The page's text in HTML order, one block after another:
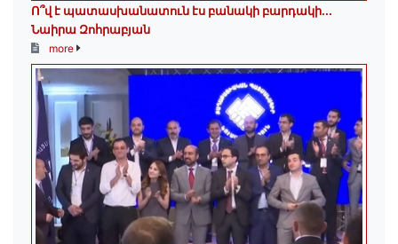
Ո՞վ է պատասխանատուն էս բանակի բարդակի․․․
Նաիրա Զոհրաբյան
more